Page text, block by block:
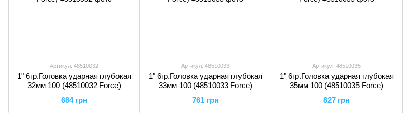
Артикул: 48510032
1" 6гр.Головка ударная глубокая
32мм 100 (48510032 Force)
684 грн
Артикул: 48510033
1" 6гр.Головка ударная глубокая
33мм 100 (48510033 Force)
761 грн
Артикул: 48510035
1" 6гр.Головка ударная глубокая
35мм 100 (48510035 Force)
827 грн